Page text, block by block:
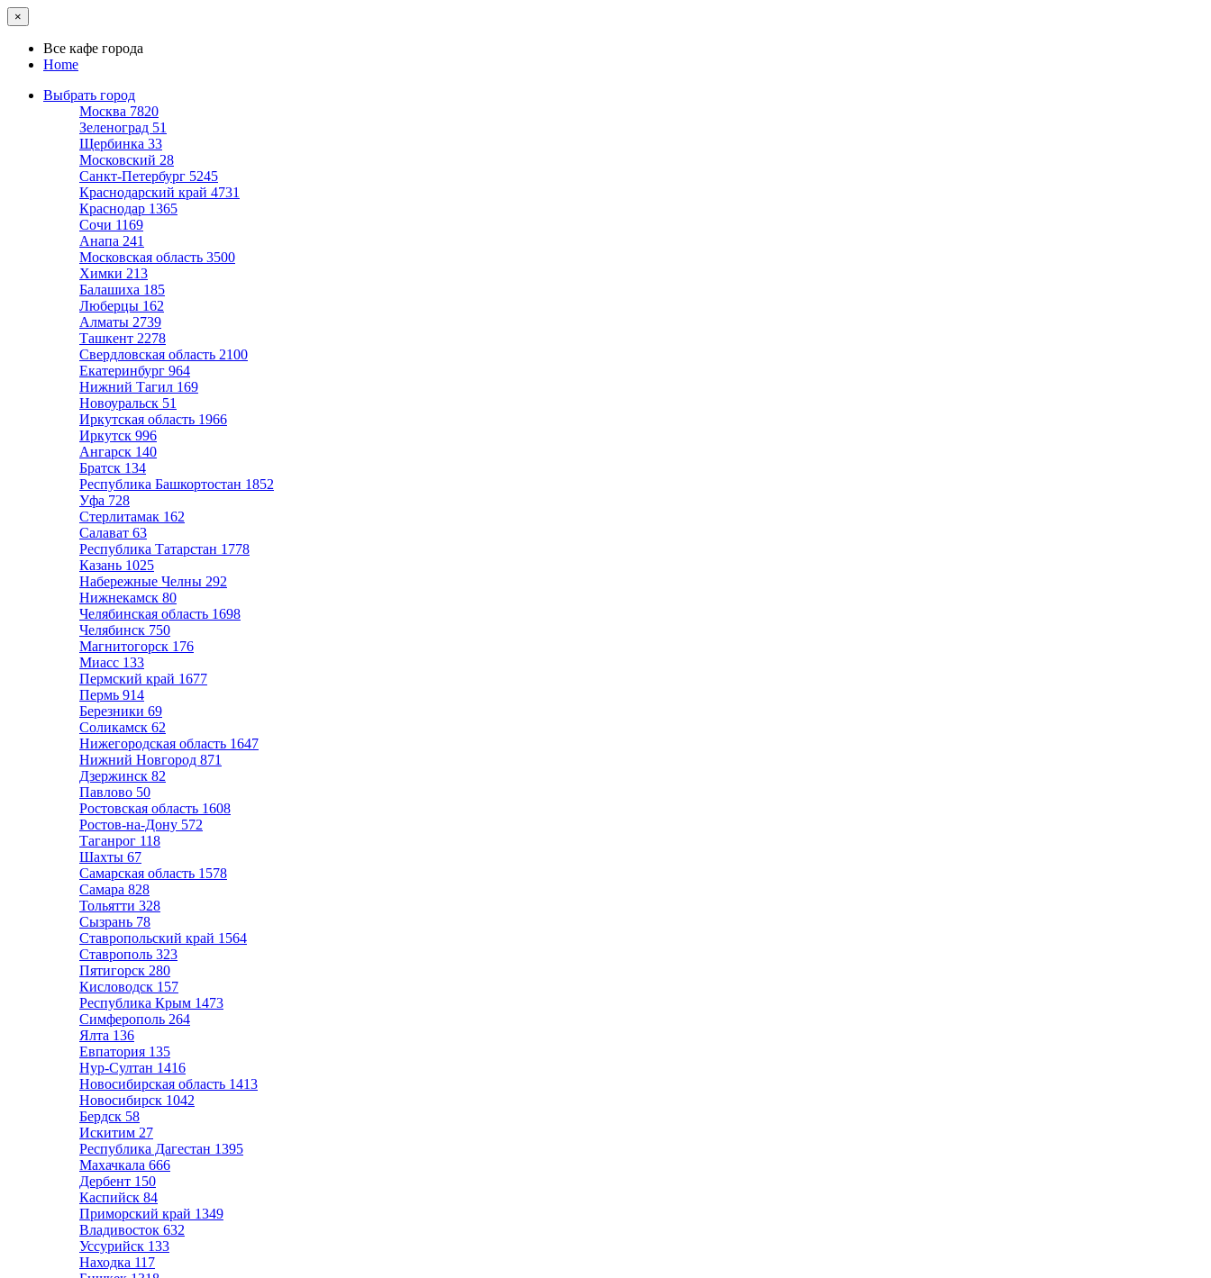
×
Все кафе города
Home
Выбрать город
Москва 7820
Зеленоград 51
Щербинка 33
Московский 28
Санкт-Петербург 5245
Краснодарский край 4731
Краснодар 1365
Сочи 1169
Анапа 241
Московская область 3500
Химки 213
Балашиха 185
Люберцы 162
Алматы 2739
Ташкент 2278
Свердловская область 2100
Екатеринбург 964
Нижний Тагил 169
Новоуральск 51
Иркутская область 1966
Иркутск 996
Ангарск 140
Братск 134
Республика Башкортостан 1852
Уфа 728
Стерлитамак 162
Салават 63
Республика Татарстан 1778
Казань 1025
Набережные Челны 292
Нижнекамск 80
Челябинская область 1698
Челябинск 750
Магнитогорск 176
Миасс 133
Пермский край 1677
Пермь 914
Березники 69
Соликамск 62
Нижегородская область 1647
Нижний Новгород 871
Дзержинск 82
Павлово 50
Ростовская область 1608
Ростов-на-Дону 572
Таганрог 118
Шахты 67
Самарская область 1578
Самара 828
Тольятти 328
Сызрань 78
Ставропольский край 1564
Ставрополь 323
Пятигорск 280
Кисловодск 157
Республика Крым 1473
Симферополь 264
Ялта 136
Евпатория 135
Нур-Султан 1416
Новосибирская область 1413
Новосибирск 1042
Бердск 58
Искитим 27
Республика Дагестан 1395
Махачкала 666
Дербент 150
Каспийск 84
Приморский край 1349
Владивосток 632
Уссурийск 133
Находка 117